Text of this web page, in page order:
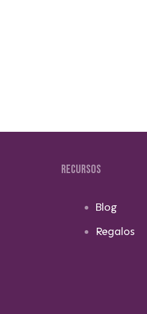
RECURSOS
Blog
Regalos